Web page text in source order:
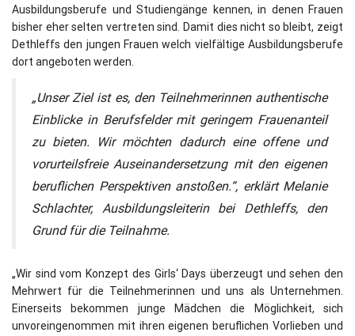
Ausbildungsberufe und Studiengänge kennen, in denen Frauen
bisher eher selten vertreten sind. Damit dies nicht so bleibt, zeigt
Dethleffs den jungen Frauen welch vielfältige Ausbildungsberufe
dort angeboten werden.
„Unser Ziel ist es, den Teilnehmerinnen authentische
Einblicke in Berufsfelder mit geringem Frauenanteil
zu bieten. Wir möchten dadurch eine offene und
vorurteilsfreie Auseinandersetzung mit den eigenen
beruflichen Perspektiven anstoßen.“, erklärt Melanie
Schlachter, Ausbildungsleiterin bei Dethleffs, den
Grund für die Teilnahme.
„Wir sind vom Konzept des Girls‘ Days überzeugt und sehen den
Mehrwert für die Teilnehmerinnen und uns als Unternehmen.
Einerseits bekommen junge Mädchen die Möglichkeit, sich
unvoreingenommen mit ihren eigenen beruflichen Vorlieben und